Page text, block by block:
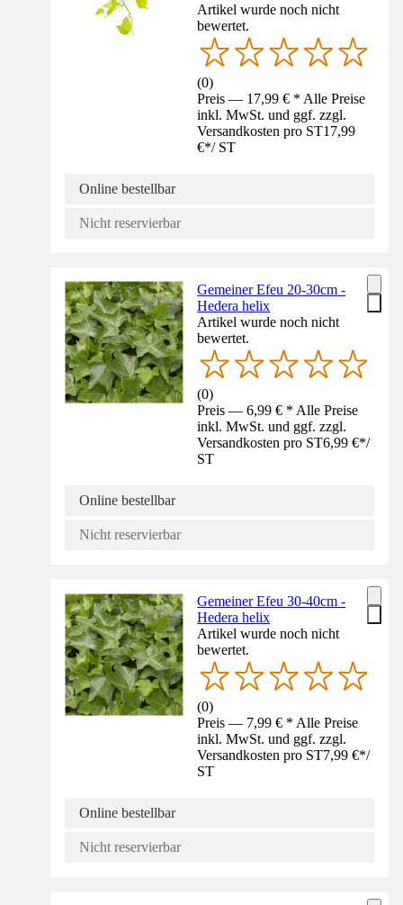
Artikel wurde noch nicht
bewertet.
(0)
Preis — 17,99 € * Alle Preise
inkl. MwSt. und ggf. zzgl.
Versandkosten pro ST17,99
€*/ ST
Online bestellbar
Nicht reservierbar
Gemeiner Efeu 20-30cm -
Hedera helix
Artikel wurde noch nicht
bewertet.
(0)
Preis — 6,99 € * Alle Preise
inkl. MwSt. und ggf. zzgl.
Versandkosten pro ST6,99 €*/
ST
Online bestellbar
Nicht reservierbar
Gemeiner Efeu 30-40cm -
Hedera helix
Artikel wurde noch nicht
bewertet.
(0)
Preis — 7,99 € * Alle Preise
inkl. MwSt. und ggf. zzgl.
Versandkosten pro ST7,99 €*/
ST
Online bestellbar
Nicht reservierbar